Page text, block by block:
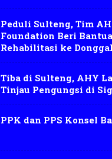
Peduli Sulteng, Tim
Foundation Beri
Rehabilitasi ke
Tiba di Sulteng, AHY
Tinjau Pengungsi di
PPK dan PPS Konsel